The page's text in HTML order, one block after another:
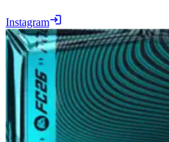
Instagram